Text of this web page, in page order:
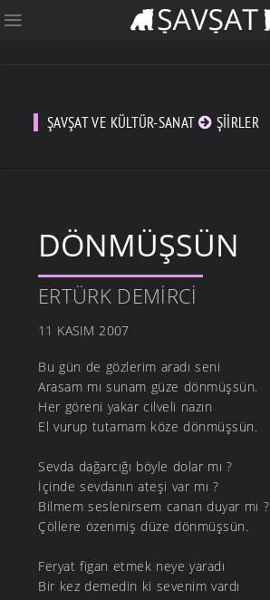
ŞAVŞAT VE KÜLTÜR-SANAT ŞIIRLER
DÖNMÜŞSÜN
ERTÜRK DEMIRCI
11 KASIM 2007
Bu gün de gözlerim aradı seni
Arasam mı sunam güze dönmüşsün.
Her göreni yakar cilveli nazın
El vurup tutamam köze dönmüşsün.
Sevda dağarcığı böyle dolar mı ?
İçinde sevdanın ateşi var mı ?
Bilmem seslenirsem canan duyar mı ?
Çöllere özenmiş düze dönmüşsün.
Feryat figan etmek neye yaradı
Bir kez demedin ki sevenim vardı